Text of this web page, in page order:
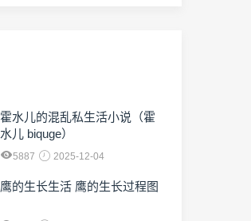
霍水儿的混乱私生活小说（霍
水儿 biquge）
5887 2025-12-04
鹰的生长生活 鹰的生长过程图